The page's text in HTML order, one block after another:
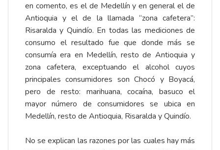
en comento, es el de Medellín y en general el de
Antioquia y el de la llamada “zona cafetera”:
Risaralda y Quindío. En todas las mediciones de
consumo el resultado fue que donde más se
consumía era en Medellín, resto de Antioquia y
zona cafetera, exceptuando el alcohol cuyos
principales consumidores son Chocó y Boyacá,
pero de resto: marihuana, cocaína, basuco el
mayor número de consumidores se ubica en
Medellín, resto de Antioquia, Risaralda y Quindío.
No se explican las razones por las cuales hay más